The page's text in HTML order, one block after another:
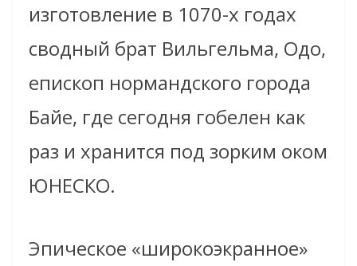
изготовление в 1070-х годах
сводный брат Вильгельма, Одо,
епископ нормандского города
Байе, где сегодня гобелен как
раз и хранится под зорким оком
ЮНЕСКО.
Эпическое «широкоэкранное»